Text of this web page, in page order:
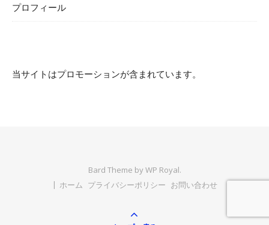
プロフィール
当サイトはプロモーションが含まれています。
Bard Theme byWP Royal.
ホーム プライバシーポリシー お問い合わせ